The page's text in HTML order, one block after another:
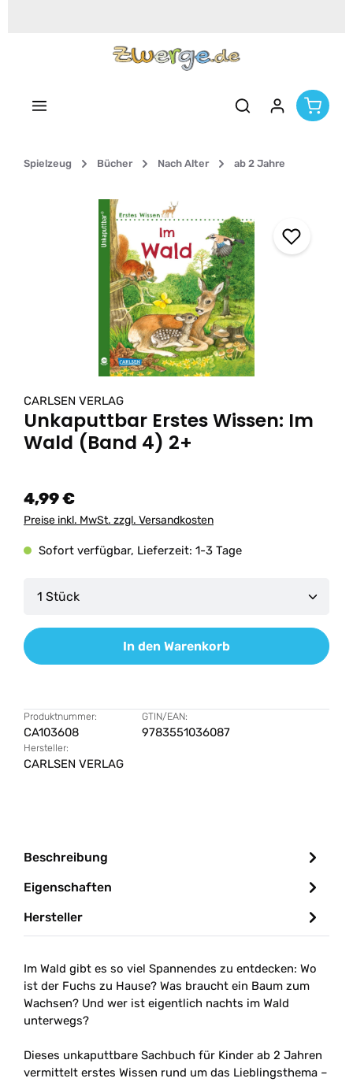
Spielzeug Bücher Nach Alter ab 2 Jahre
Bildergalerie überspringen
CARLSEN VERLAG
Unkaputtbar Erstes Wissen: Im
Wald (Band 4) 2+
4,99 €
Preise inkl. MwSt. zzgl. Versandkosten
Sofort verfügbar, Lieferzeit: 1-3 Tage
Produkt Anzahl: Gib den gewünschten Wert
In den Warenkorb
Produktnummer:
CA103608
GTIN/EAN:
9783551036087
Hersteller:
CARLSEN VERLAG
Beschreibung
Eigenschaften
Hersteller
Im Wald gibt es so viel Spannendes zu entdecken: Wo
ist der Fuchs zu Hause? Was braucht ein Baum zum
Wachsen? Und wer ist eigentlich nachts im Wald
unterwegs?
Dieses unkaputtbare Sachbuch für Kinder ab 2 Jahren
vermittelt erstes Wissen rund um das Lieblingsthema –